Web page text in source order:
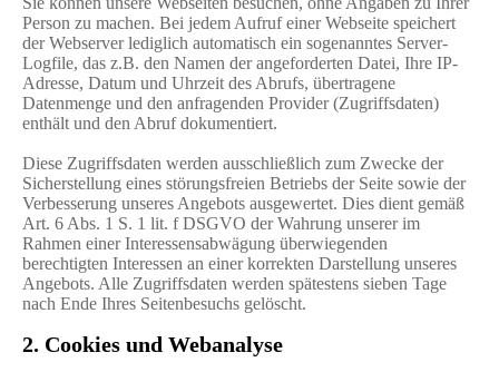
Person zu machen. Bei jedem Aufruf einer Webseite speichert
der Webserver lediglich automatisch ein sogenanntes Server-
Logfile, das z.B. den Namen der angeforderten Datei, Ihre IP-
Adresse, Datum und Uhrzeit des Abrufs, übertragene
Datenmenge und den anfragenden Provider (Zugriffsdaten)
enthält und den Abruf dokumentiert.
Diese Zugriffsdaten werden ausschließlich zum Zwecke der
Sicherstellung eines störungsfreien Betriebs der Seite sowie der
Verbesserung unseres Angebots ausgewertet. Dies dient gemäß
Art. 6 Abs. 1 S. 1 lit. f DSGVO der Wahrung unserer im
Rahmen einer Interessensabwägung überwiegenden
berechtigten Interessen an einer korrekten Darstellung unseres
Angebots. Alle Zugriffsdaten werden spätestens sieben Tage
nach Ende Ihres Seitenbesuchs gelöscht.
2. Cookies und Webanalyse